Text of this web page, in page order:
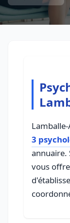
3
annuaire.
vous